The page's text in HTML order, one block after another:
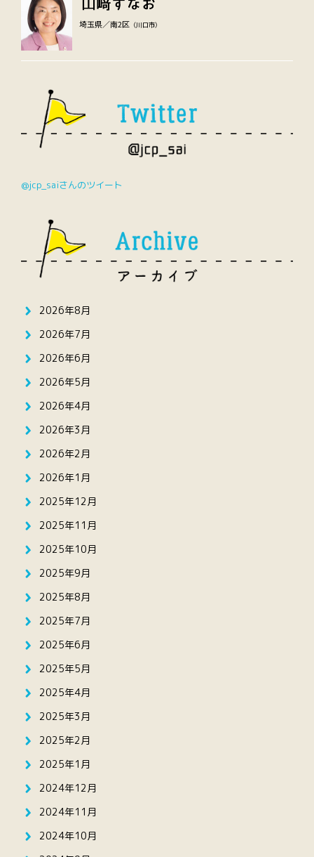
埼玉県／南2区 （川口市）
@jcp_saiさんのツイート
2026年8月
2026年7月
2026年6月
2026年5月
2026年4月
2026年3月
2026年2月
2026年1月
2025年12月
2025年11月
2025年10月
2025年9月
2025年8月
2025年7月
2025年6月
2025年5月
2025年4月
2025年3月
2025年2月
2025年1月
2024年12月
2024年11月
2024年10月